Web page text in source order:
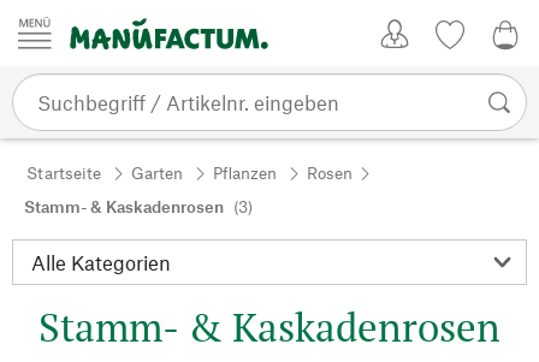
Zum Inhalt springen
Startseite Garten Pflanzen
Rosen
Stamm- & Kaskadenrosen (3)
Stamm- & Kaskadenrosen